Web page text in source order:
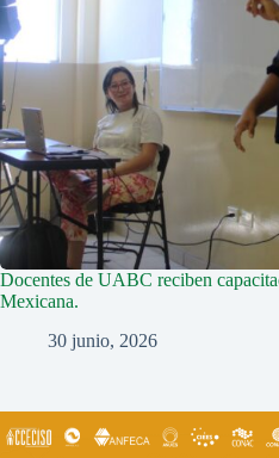
Docentes de UABC reciben
Mexicana.
30 junio, 2026